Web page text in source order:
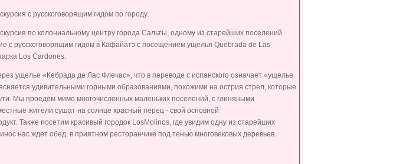
с русскоговорящим гидом по городу.
по колониальному центру города Сальты, одному из старейших поселений
с русскоговорящим гидом в Кафайатэ с посещением ущелья Quebrada de Las
Los Cardones.
ущелье «Кебрада де Лас Флечас», что в переводе с испанского означает «ущелье
удивительными горными образованиями, похожими на острия стрел, которые
Мы проедем мимо многочисленных маленьких поселений, с глиняными
жители сушат на солнце красный перец - свой основной
Также посетим красивый городок LosMolinos, где увидим одну из старейших
нас ждет обед, в приятном ресторанчике под тенью многовековых деревьев.